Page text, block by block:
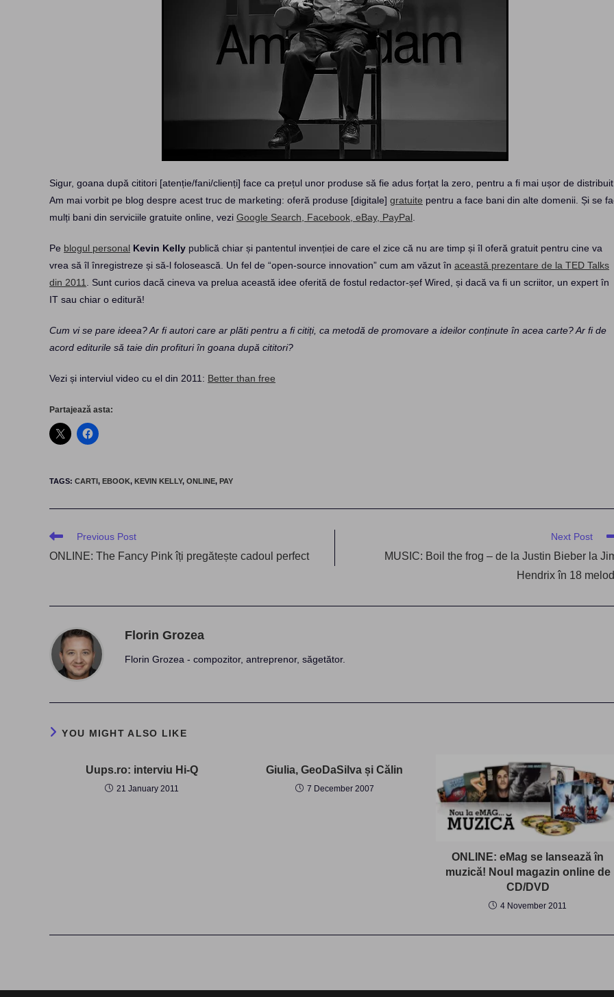
Sigur, goana după cititori [atenție/fani/clienți] face ca prețul unor produse să fie adus forțat la zero, pentru a fi mai ușor de
Am mai vorbit pe blog despre acest truc de marketing: oferă produse [digitale] gratuite pentru a face bani din alte domenii. Și se
mulți bani din serviciile gratuite online, vezi Google Search, Facebook, eBay, PayPal
Pe blogul personal Kevin Kelly publică chiar și pantentul invenției de care el zice că nu are timp și îl oferă gratuit pentru cine va
vrea să îl înregistreze și să-l folosească. Un fel de “open-source innovation” cum am văzut în această prezentare de la TED Talks
din 2011
. Sunt curios dacă cineva va prelua această idee oferită de fostul redactor-șef Wired, și dacă va fi un scriitor, un expert în
IT sau chiar o editură!
Cum vi se pare ideea? Ar fi autori care ar plăti pentru a fi citiți, ca metodă de promovare a ideilor conținute în acea carte? Ar fi de
acord editurile să taie din profituri în goana după cititori?
Vezi și interviul video cu el din 2011: Better than free
Partajează asta:
TAGS: CARTI, EBOOK, KEVIN KELLY, ONLINE, PAY
Read
articles
Previous Post
ONLINE: The Fancy Pink îți pregătește cadoul perfect
Next Post
MUSIC: Boil the frog – de la Justin Bieber la
Hendrix în 18
Florin Grozea
Florin Grozea - compozitor, antreprenor, săgetător.
YOU MIGHT ALSO LIKE
Uups.ro: interviu Hi-Q
21 January 2011
Giulia, GeoDaSilva și Călin
7 December 2007
ONLINE: eMag se lansează în
muzică! Noul magazin online de
CD/DVD
4 November 2011